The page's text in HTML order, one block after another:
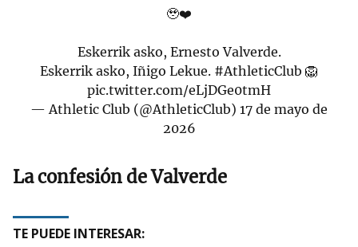
🥹❤️
Eskerrik asko, Ernesto Valverde.
Eskerrik asko, Iñigo Lekue. #AthleticClub 🦁
pic.twitter.com/eLjDGe0tmH
— Athletic Club (@AthleticClub) 17 de mayo de
2026
La confesión de Valverde
TE PUEDE INTERESAR: